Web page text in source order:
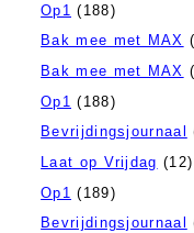
Op1 (188)
Bak mee met MAX
Bak mee met MAX
Op1 (188)
Bevrijdingsjournaal
Laat op Vrijdag (12)
Op1 (189)
Bevrijdingsjournaal